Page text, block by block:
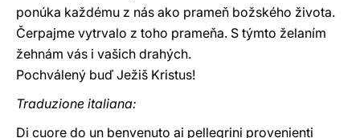
ponúka každému z nás ako prameň božského života.
Čerpajme vytrvalo z toho prameňa. S týmto želaním
žehnám vás i vašich drahých.
Pochválený buď Ježiš Kristus!
Traduzione italiana:
Di cuore do un benvenuto ai pellegrini provenienti